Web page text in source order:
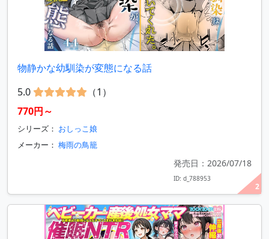
2
物静かな幼馴染が変態になる話
5.0
（1）
770円～
シリーズ： おしっこ娘
メーカー： 梅雨の鳥籠
発売日：2026/07/18
ID: d_788953